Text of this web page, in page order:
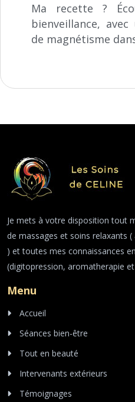
Ma recette ?
bienveillance,
de magnétisme
Je mets à votre disposition tout
de massages et soins relaxants
) et toutes mes connaissances
(digitopression, aromatherapie
Menu
Accueil
Séances bien-être
Tout en beauté
Intervenants extérieurs
Témoignages